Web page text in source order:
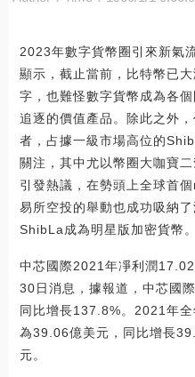
2023年數字貨幣圈引來新氣
顯示，截止當前，比特幣已
字，也難怪數字貨幣成為各
追逐的價值產品。除此之外
者，占據一級市場高位的
關注，其中尤以幣圈大咖寶
引發熱議，在勢頭上全球首
易所空投的舉動也成功吸納
ShibLa成為明星版加密貨幣。
中芯國際2021年凈利潤
30日消息，據報道，中芯國
同比增長137.8%。2021年
為39.06億美元，同比增長
元。